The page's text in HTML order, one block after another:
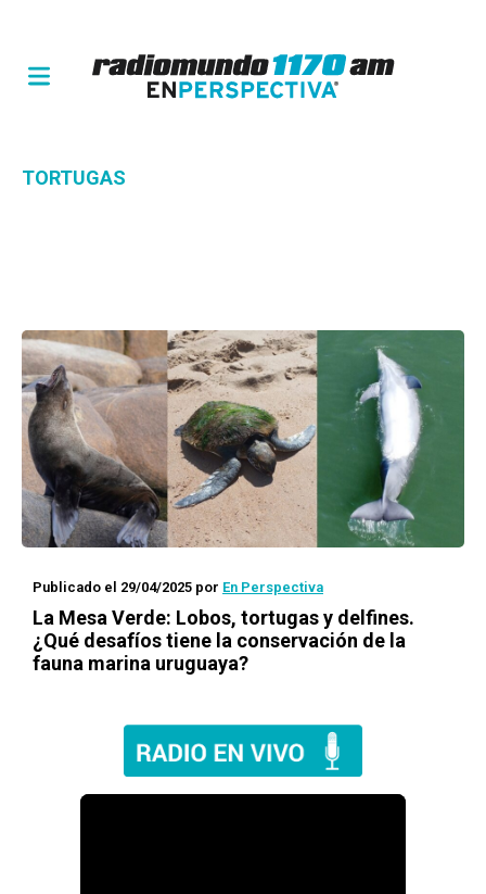
TORTUGAS
Publicado el 29/04/2025 por En Perspectiva
La Mesa Verde: Lobos, tortugas y delfines.
¿Qué desafíos tiene la conservación de la
fauna marina uruguaya?